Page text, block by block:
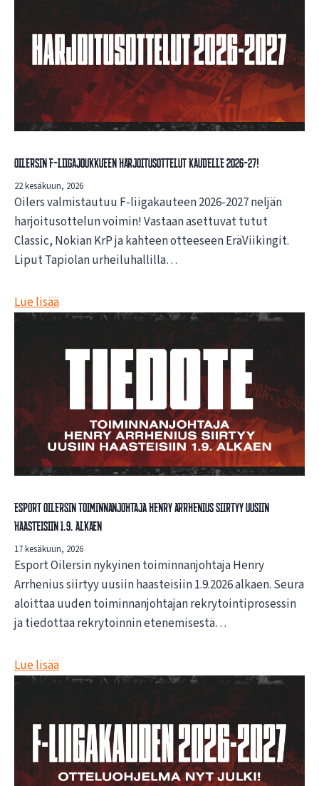
Oilersin F-liigajoukkueen harjoitusottelut kaudelle 2026-27!
22 kesäkuun, 2026
Oilers valmistautuu F-liigakauteen 2026-2027 neljän
harjoitusottelun voimin! Vastaan asettuvat tutut
Classic, Nokian KrP ja kahteen otteeseen EräViikingit.
Liput Tapiolan urheiluhallilla…
Lue lisää
Esport Oilersin toiminnanjohtaja Henry Arrhenius siirtyy uusiin
haasteisiin 1.9. alkaen
17 kesäkuun, 2026
Esport Oilersin nykyinen toiminnanjohtaja Henry
Arrhenius siirtyy uusiin haasteisiin 1.9.2026 alkaen. Seura
aloittaa uuden toiminnanjohtajan rekrytointiprosessin
ja tiedottaa rekrytoinnin etenemisestä…
Lue lisää